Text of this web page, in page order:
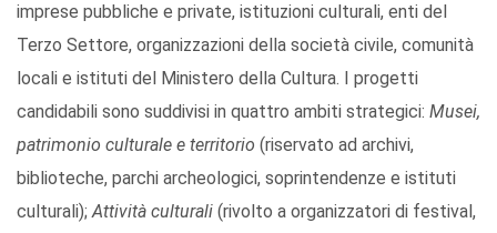
imprese pubbliche e private, istituzioni culturali, enti del
Terzo Settore, organizzazioni della società civile, comunità
locali e istituti del Ministero della Cultura. I progetti
candidabili sono suddivisi in quattro ambiti strategici: Musei,
patrimonio culturale e territorio (riservato ad archivi,
biblioteche, parchi archeologici, soprintendenze e istituti
culturali);Attività culturali (rivolto a organizzatori di festival,